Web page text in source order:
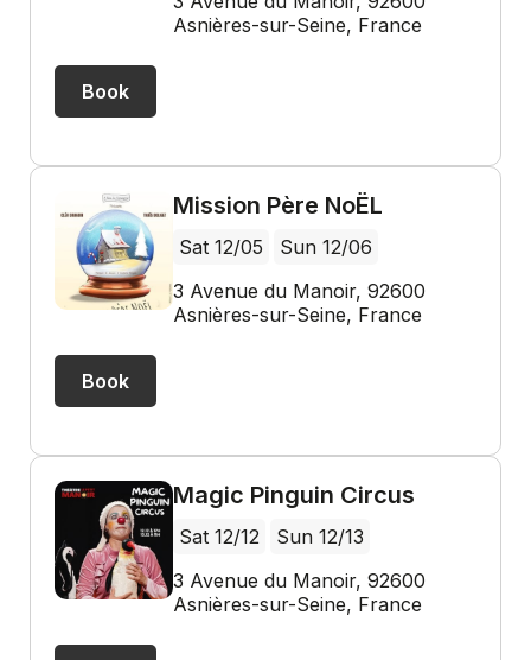
Asnières-sur-Seine, France
Book
Mission Père NoËL
Sat 12/05
Sun 12/06
3 Avenue du Manoir, 92600
Asnières-sur-Seine, France
Book
Magic Pinguin Circus
Sat 12/12
Sun 12/13
3 Avenue du Manoir, 92600
Asnières-sur-Seine, France